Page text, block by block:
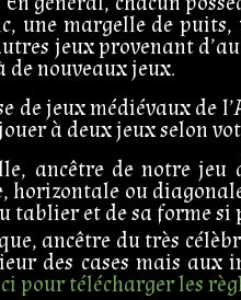
une margelle de puits,
jeux provenant
de nouveaux jeux.
de jeux médiévaux de
à deux jeux selon
ancêtre de notre jeu
horizontale ou
tablier et de sa forme
ancêtre du très
des cases mais aux
pour télécharger les